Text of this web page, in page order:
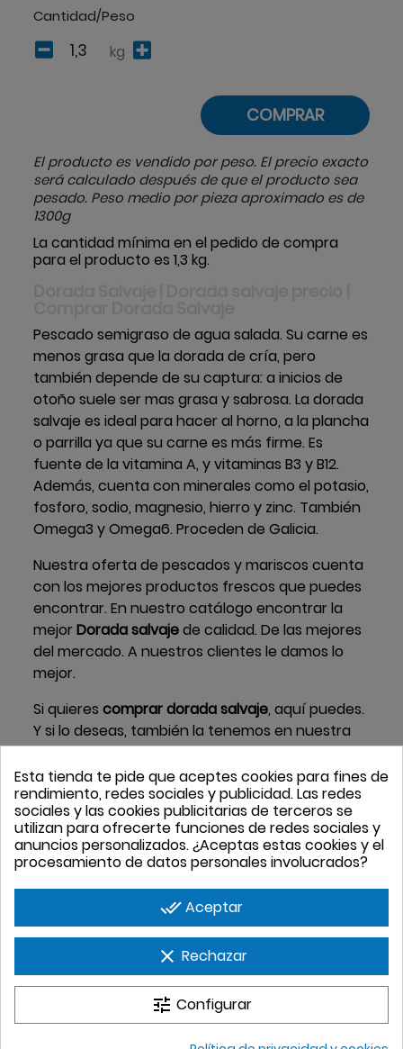
Cantidad/Peso
kg
COMPRAR
El producto es vendido por peso. El precio exacto
será calculado después de que el producto sea
pesado. Peso medio por pieza aproximado es de
1300g
La cantidad mínima en el pedido de compra
para el producto es 1,3 kg.
Pescado semigraso de agua salada. Su carne es
menos grasa que la dorada de cría, pero
también depende de su captura: a inicios de
otoño suele ser mas grasa y sabrosa. La dorada
salvaje es ideal para hacer al horno, a la plancha
o parrilla ya que su carne es más firme. Es
fuente de la vitamina A, y vitaminas B3 y B12.
Además, cuenta con minerales como el potasio,
fosforo, sodio, magnesio, hierro y zinc. También
Omega3 y Omega6. Proceden de Galicia.
Nuestra oferta de pescados y mariscos cuenta
con los mejores productos frescos que puedes
encontrar. En nuestro catálogo encontrar la
mejorDorada salvajede calidad. De las mejores
del mercado. A nuestros clientes le damos lo
mejor.
Si quierescomprar dorada salvaje, aquí puedes.
Y si lo deseas, también la tenemos en nuestra
tienda online. Sin moverte de casa gracias a
nuestros fantásticos envíos.
Si buscasdorada salvaje con precioinmejorable
pásate por nuestra Pescadería Palacio y llévate
uno de los pescados blancos de carne
semigrasa más ricos del mar. Tus recetas
saldrán inmejorables con un producto fresco
de calidad. Pruébalo.
Esta tienda te pide que aceptes cookies para fines de
rendimiento, redes sociales y publicidad. Las redes
sociales y las cookies publicitarias de terceros se
utilizan para ofrecerte funciones de redes sociales y
anuncios personalizados. ¿Aceptas estas cookies y el
procesamiento de datos personales involucrados?
done_allAceptar
clear Rechazar
tune Configurar